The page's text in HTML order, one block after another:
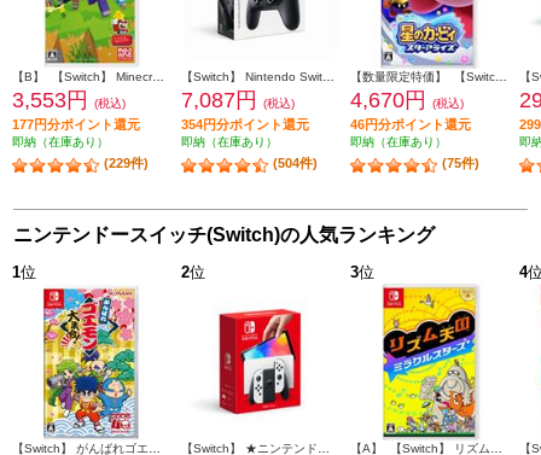
【B】 【Switch】 Minecraft（マインクラフト）
3,553円 (税込)
177円分ポイント還元
即納（在庫あり）
(229件)
【Switch】 Nintendo Switch Proコントローラー
7,087円 (税込)
354円分ポイント還元
即納（在庫あり）
(504件)
【数量限定特価】 【Switch】 星のカービィ スターアライズ
4,670円 (税込)
46円分ポイント還元
即納（在庫あり）
(75件)
即
ニンテンドースイッチ(Switch)の人気ランキング
1位
【Switch】 がんばれゴエモン大集合！
2位
【Switch】 ★ニンテンドースイッチ本体 Nintendo Switch（有機ELモデル） Joy-Con(L)/(R) ホワイト
3位
【A】 【Switch】 リズム天国 ミラクルスターズ
4